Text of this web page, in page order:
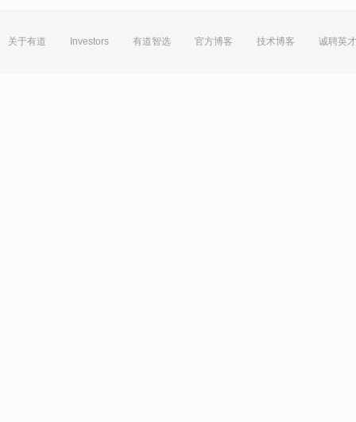
关于有道 Investors 有道智选 官方博客 技术博客 诚聘英才